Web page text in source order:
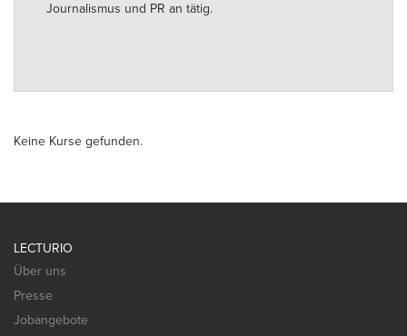
Journalismus und PR an tätig.
Keine Kurse gefunden.
LECTURIO
Über uns
Presse
Jobangebote